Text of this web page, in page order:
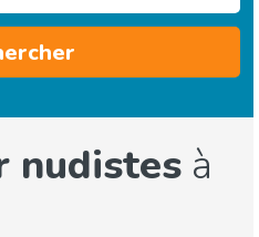
nudistes à